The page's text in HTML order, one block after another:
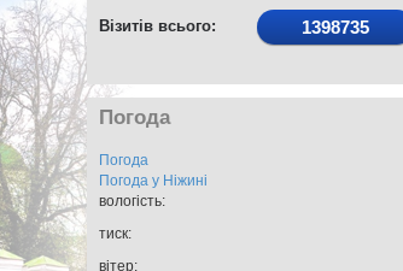
Візитів всього: 1398735
Погода
Погода
Погода у Ніжині
вологість:
тиск:
вітер: